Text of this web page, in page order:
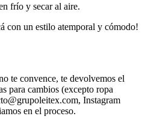
frío y secar al aire.
con un estilo atemporal y cómodo!
te convence, te devolvemos el
para cambios (excepto ropa
Instagram
en el proceso.